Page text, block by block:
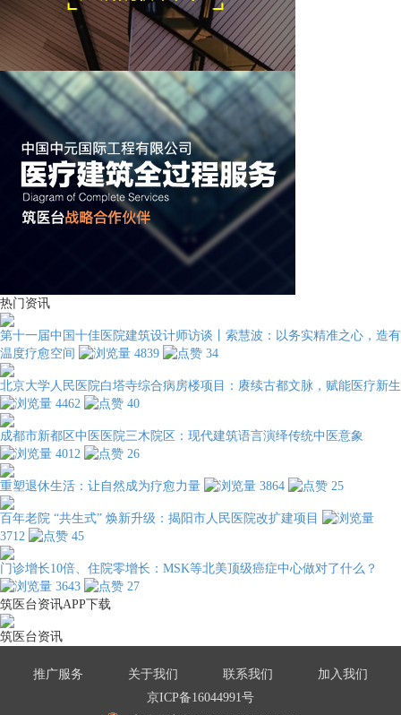
热门资讯
第十一届中国十佳医院建筑设计师访谈丨索慧波：以务实精准之心，造有
温度疗愈空间
4839 34
北京大学人民医院白塔寺综合病房楼项目：赓续古都文脉，赋能医疗新生
4462
40
成都市新都区中医医院三木院区：现代建筑语言演绎传统中医意象
4012
26
重塑退休生活：让自然成为疗愈力量 3864 25
百年老院 “共生式” 焕新升级：揭阳市人民医院改扩建项目
3712
45
门诊增长10倍、住院零增长：MSK等北美顶级癌症中心做对了什么？
3643
27
筑医台资讯APP下载
筑医台资讯
推广服务 关于我们 联系我们
加入我们
京ICP备16044991号